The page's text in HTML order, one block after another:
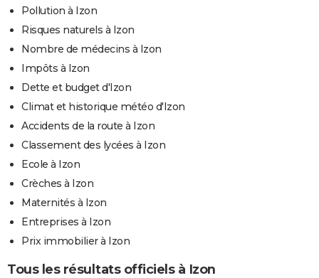
Pollution à Izon
Risques naturels à Izon
Nombre de médecins à Izon
Impôts à Izon
Dette et budget d'Izon
Climat et historique météo d'Izon
Accidents de la route à Izon
Classement des lycées à Izon
Ecole à Izon
Crèches à Izon
Maternités à Izon
Entreprises à Izon
Prix immobilier à Izon
Tous les résultats officiels à Izon